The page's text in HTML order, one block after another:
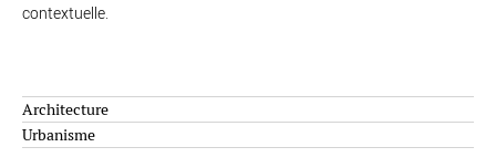
Architecture
Urbanisme
contextuelle.